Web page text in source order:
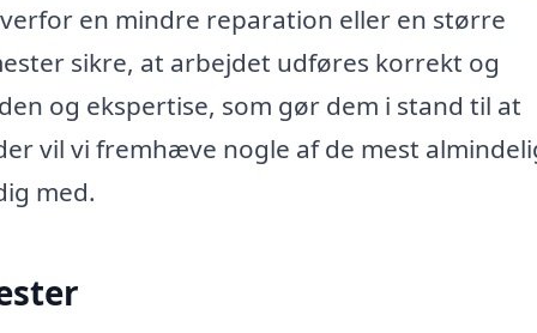
en mindre reparation eller en større
sikre, at arbejdet udføres korrekt og
og ekspertise, som gør dem i stand til at
vil vi fremhæve nogle af de mest
med.